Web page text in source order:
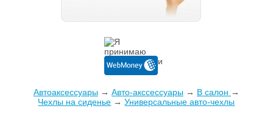
Автоаксессуары→ Авто-акссессуары→ В салон →
Чехлы на сиденье →Универсальные авто-чехлы